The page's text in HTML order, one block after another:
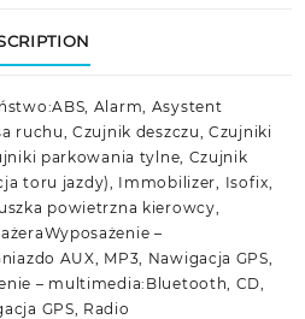
Alarm, Asystent
ruchu, Czujnik deszczu, Czujniki
parkowania tylne, Czujnik
toru jazdy), Immobilizer, Isofix,
powietrzna kierowcy,
–
AUX, MP3, Nawigacja GPS,
– multimedia:Bluetooth, CD,
GPS, Radio